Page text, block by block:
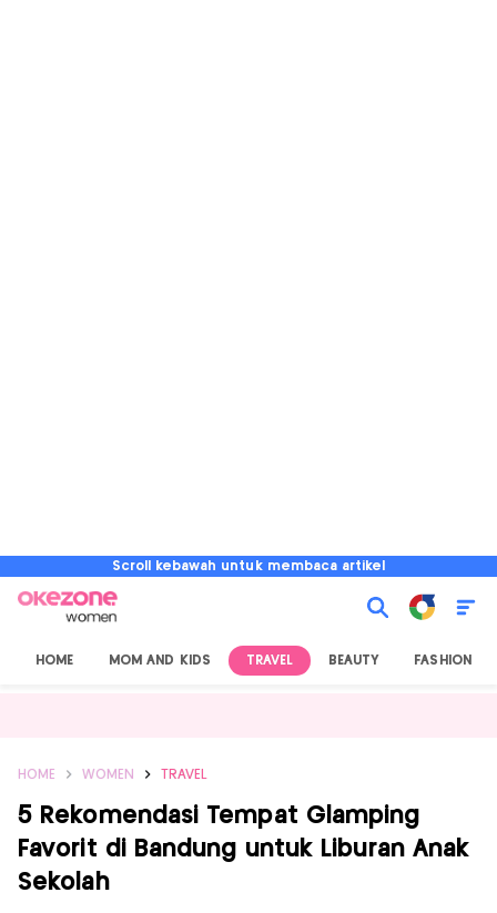
Scroll kebawah untuk membaca artikel
HOME MOM AND KIDS TRAVEL BEAUTY FASHION
HOME WOMEN TRAVEL
5 Rekomendasi Tempat Glamping
Favorit di Bandung untuk Liburan Anak
Sekolah